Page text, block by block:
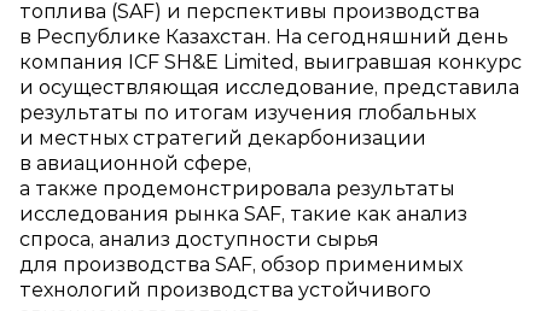
топлива (SAF) и перспективы производства
в Республике Казахстан. На сегодняшний день
компания ICF SH&E Limited, выигравшая конкурс
и осуществляющая исследование, представила
результаты по итогам изучения глобальных
и местных стратегий декарбонизации
в авиационной сфере,
а также продемонстрировала результаты
исследования рынка SAF, такие как анализ
спроса, анализ доступности сырья
для производства SAF, обзор применимых
технологий производства устойчивого